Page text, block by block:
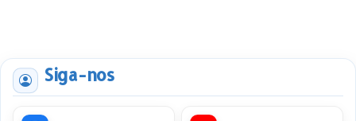
Siga-nos